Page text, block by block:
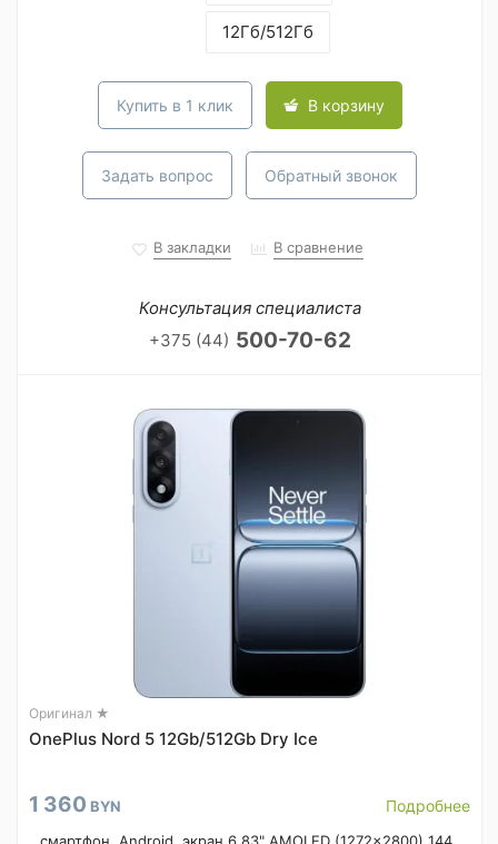
12Гб/512Гб
Купить в 1 клик В корзину
Задать вопрос Обратный звонок
В закладки В сравнение
Консультация специалиста
+375 (44) 500-70-62
Оригинал ★
OnePlus Nord 5 12Gb/512Gb Dry Ice
1 360 BYN Подробнее